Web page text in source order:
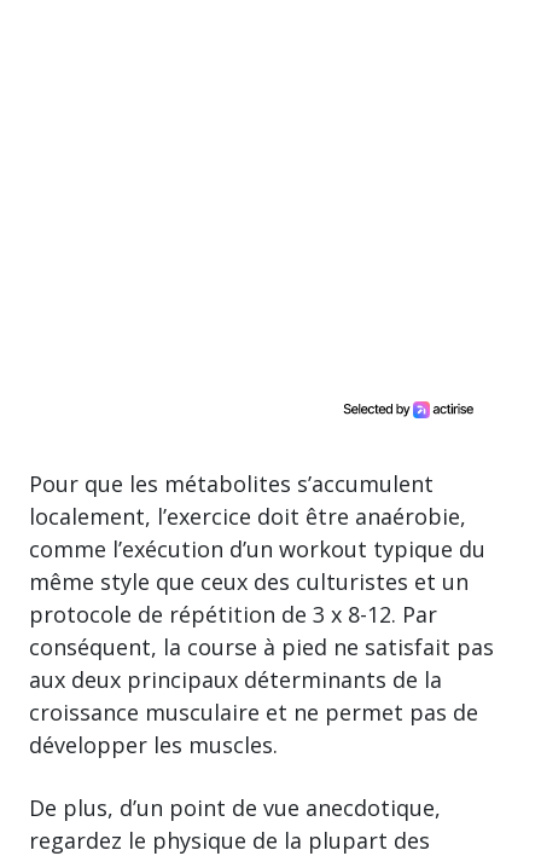
Pour que les métabolites s’accumulent
localement, l’exercice doit être anaérobie,
comme l’exécution d’un workout typique du
même style que ceux des culturistes et un
protocole de répétition de 3 x 8-12. Par
conséquent, la course à pied ne satisfait pas
aux deux principaux déterminants de la
croissance musculaire et ne permet pas de
développer les muscles.
De plus, d’un point de vue anecdotique,
regardez le physique de la plupart des